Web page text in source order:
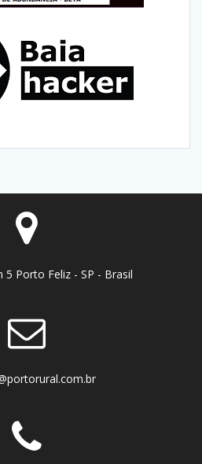
5 Porto Feliz - SP - Brasil